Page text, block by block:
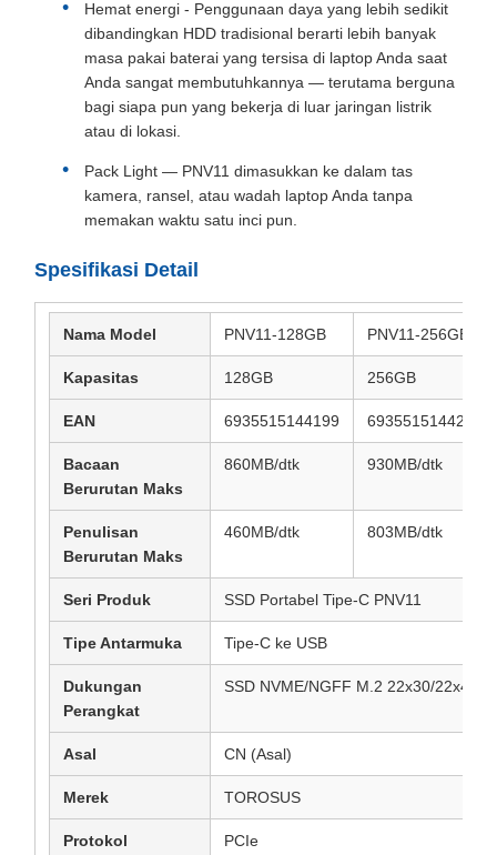
Hemat energi - Penggunaan daya yang lebih sedikit
dibandingkan HDD tradisional berarti lebih banyak
masa pakai baterai yang tersisa di laptop Anda saat
Anda sangat membutuhkannya — terutama berguna
bagi siapa pun yang bekerja di luar jaringan listrik
atau di lokasi.
Pack Light — PNV11 dimasukkan ke dalam tas
kamera, ransel, atau wadah laptop Anda tanpa
memakan waktu satu inci pun.
Spesifikasi Detail
Nama Model PNV11-128GB PNV11-256GB
Kapasitas 128GB 256GB
EAN 6935515144199 6935515144205
Bacaan
Berurutan Maks
860MB/dtk 930MB/dtk
Penulisan
Berurutan Maks
460MB/dtk 803MB/dtk
Seri Produk SSD Portabel Tipe-C PNV11
Tipe Antarmuka Tipe-C ke USB
Dukungan
Perangkat
SSD NVME/NGFF M.2 22x30/22x42/
Asal CN (Asal)
Merek TOROSUS
Protokol
PCIe